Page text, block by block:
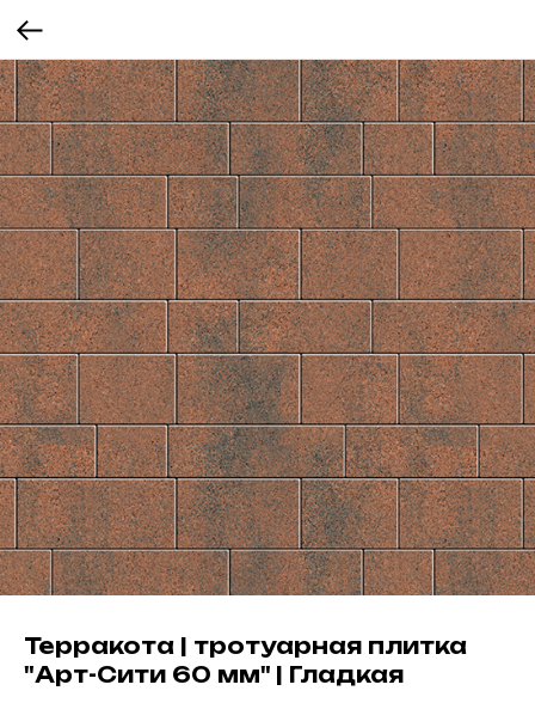
Терракота | тротуарная плитка
"Арт-Сити 60 мм" | Гладкая